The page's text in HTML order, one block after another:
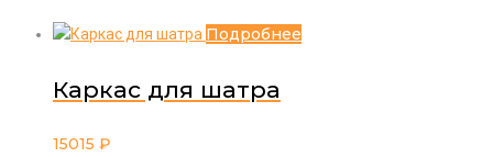
Подробнее
Каркас для шатра
15015 ₽